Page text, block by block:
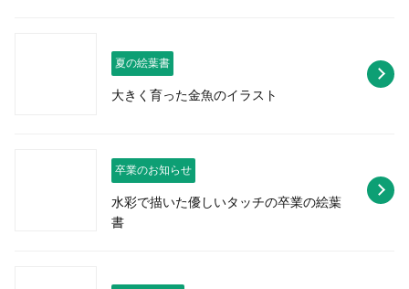
夏の絵葉書
大きく育った金魚のイラスト
卒業のお知らせ
水彩で描いた優しいタッチの卒業の絵葉
書